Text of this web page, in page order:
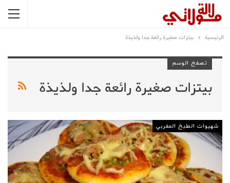
الرئيسية بيتزات صغيرة رائعة جدا ولذيذة
تصفح الوسم
بيتزات صغيرة رائعة جدا ولذيذة
شهيوات الطبخ المغربي